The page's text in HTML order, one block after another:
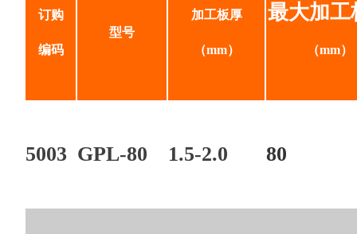
订购
编码
型号
加工板厚
（mm）
最大加工
（mm）
5003 GPL-80 1.5-2.0 80